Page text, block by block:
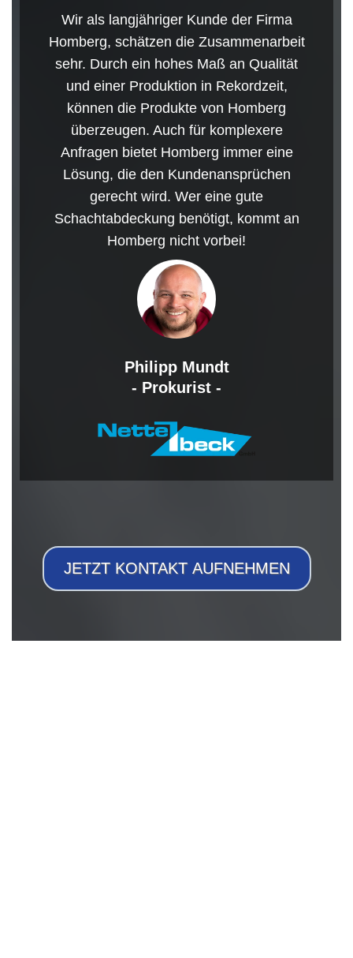
Wir als langjähriger Kunde der Firma
Homberg, schätzen die Zusammenarbeit
sehr. Durch ein hohes Maß an Qualität
und einer Produktion in Rekordzeit,
können die Produkte von Homberg
überzeugen. Auch für komplexere
Anfragen bietet Homberg immer eine
Lösung, die den Kundenansprüchen
gerecht wird. Wer eine gute
Schachtabdeckung benötigt, kommt an
Homberg nicht vorbei!
Philipp Mundt
- Prokurist -
JETZT KONTAKT AUFNEHMEN